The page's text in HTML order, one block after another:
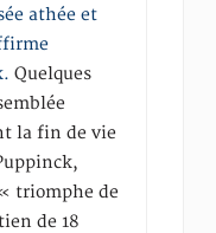
athée et
Quelques
la fin de vie
triomphe de
de 18